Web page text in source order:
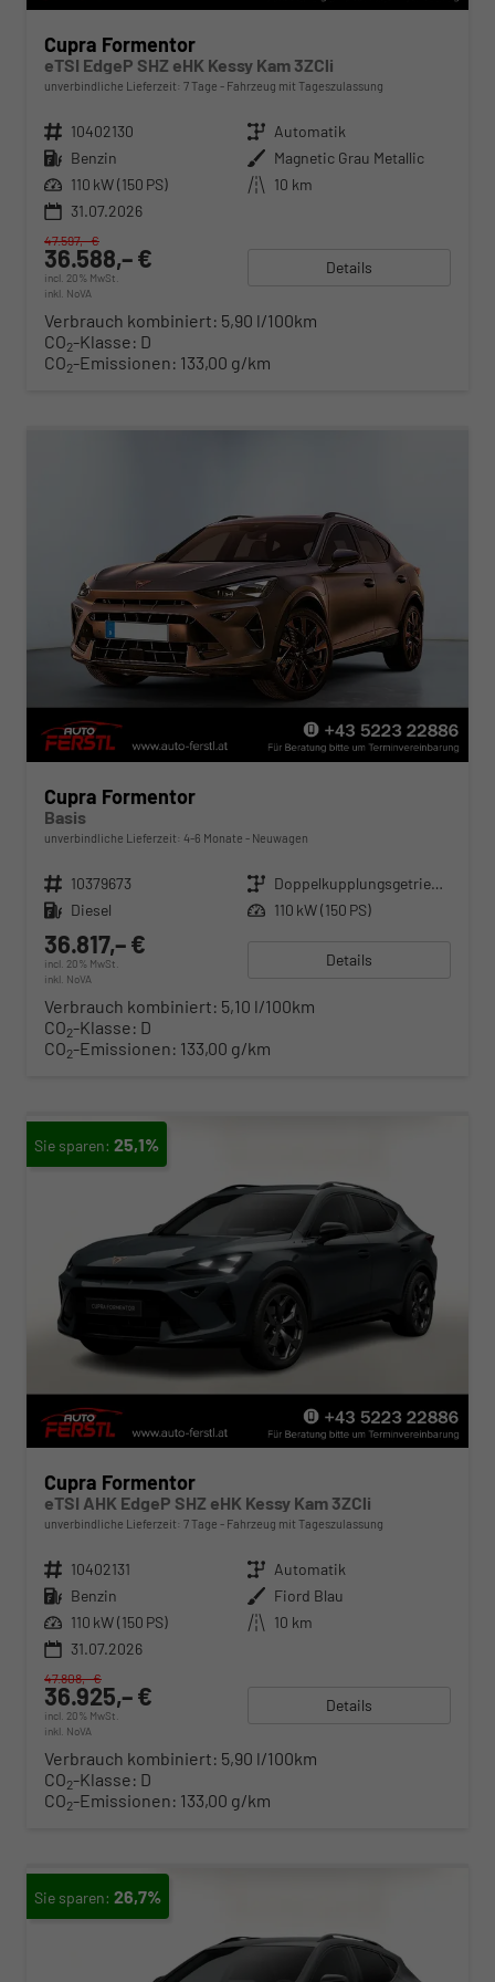
Cupra Formentor
eTSI EdgeP SHZ eHK Kessy Kam 3ZCli
unverbindliche Lieferzeit: 7 Tage Fahrzeug mit Tageszulassung
Fahrzeugnr. 10402130 Getriebe Automatik
Kraftstoff Benzin Außenfarbe Magnetic Grau Metallic
Leistung 110 kW (150 PS) Kilometerstand 10 km
31.07.2026
36.588,– €
incl. 20% MwSt.
inkl. NoVA
47.597,– €
Details
Verbrauch kombiniert: 5,90 l/100km
CO2-Klasse: D
CO2-Emissionen: 133,00 g/km
Cupra Formentor
Basis
unverbindliche Lieferzeit: 4-6 Monate Neuwagen
Fahrzeugnr. 10379673 Getriebe
Doppelkupplungsgetriebe (DSG)
Kraftstoff Diesel Leistung 110 kW (150 PS)
36.817,– €
incl. 20% MwSt.
inkl. NoVA
Details
Verbrauch kombiniert: 5,10 l/100km
CO2-Klasse: D
CO2-Emissionen: 133,00 g/km
25,1%
Cupra Formentor
eTSI AHK EdgeP SHZ eHK Kessy Kam 3ZCli
unverbindliche Lieferzeit: 7 Tage Fahrzeug mit Tageszulassung
Fahrzeugnr. 10402131 Getriebe Automatik
Kraftstoff Benzin Außenfarbe Fiord Blau
Leistung 110 kW (150 PS) Kilometerstand 10 km
31.07.2026
36.925,– €
incl. 20% MwSt.
inkl. NoVA
47.808,– €
Details
Verbrauch kombiniert: 5,90 l/100km
CO2-Klasse: D
CO2-Emissionen: 133,00 g/km
26,7%